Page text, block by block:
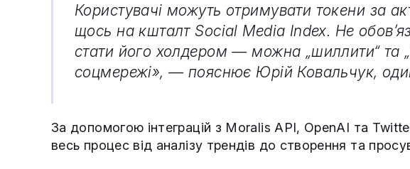
Користувачі можуть отримувати токени за
щось на кшталт Social Media Index. Не
стати його холдером — можна „шиллити“ та
соцмережі», — пояснює Юрій Ковальчук,
За допомогою інтеграцій з Moralis API, OpenAI та
весь процес від аналізу трендів до створення та